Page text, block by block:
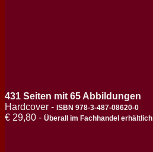
431 Seiten mit 65 Abbildungen
Hardcover - ISBN 978-3-487-08620-0
€ 29,80 - Überall im Fachhandel erhältlich